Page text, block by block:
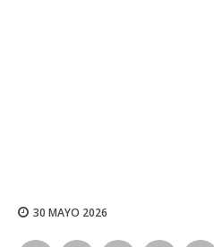
30 MAYO 2026